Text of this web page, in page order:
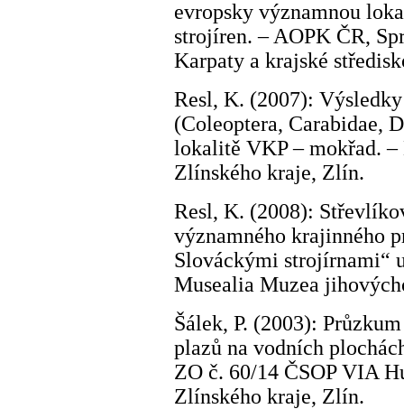
evropsky významnou
strojíren. – AOPK ČR,
Karpaty a krajské
Resl, K. (2007):
(Coleoptera, Carabidae,
lokalitě VKP – mokřad.
Zlínského kraje, Zlín.
Resl, K. (2008):
významného krajinného
Slováckými strojírnami“
Musealia Muzea
Šálek, P. (2003):
plazů na vodních
ZO č. 60/14 ČSOP VIA
Zlínského kraje, Zlín.